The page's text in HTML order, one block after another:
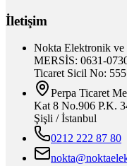
İletişim
Nokta Elektronik
MERSİS: 0631-
Ticaret Sicil No:
Perpa Ticaret
Kat 8 No.906 P.K.
Şişli / İstanbul
0212 222 87 80